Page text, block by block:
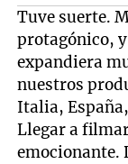
Tuve suerte.
protagónico,
expandiera
nuestros
Italia,
Llegar a
emocionante.